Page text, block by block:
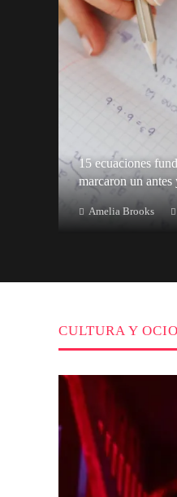
15 ecuaciones
marcaron un antes
Amelia Brooks
CULTURA Y OCIO